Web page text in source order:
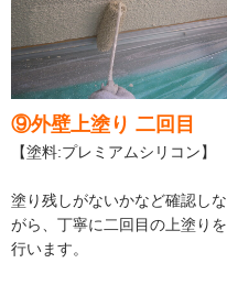
⑨外壁上塗り 二回目
【塗料:プレミアムシリコン】
塗り残しがないかなど確認しな
がら、丁寧に二回目の上塗りを
行います。